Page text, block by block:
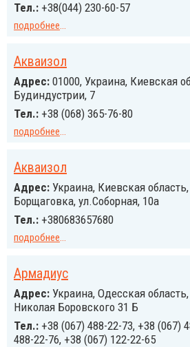
Тел.: +38(044) 230-60-57
подробнее...
Акваизол
Адрес: 01000, Украина, Киевская
Будиндустрии, 7
Тел.: +38 (068) 365-76-80
подробнее...
Акваизол
Адрес: Украина, Киевская
Борщаговка, ул.Соборная, 10а
Тел.: +380683657680
подробнее...
Армадиус
Адрес: Украина, Одесская
Николая Боровского 31 Б
Тел.: +38 (067) 488-22-73, +38 (067)
488-22-76, +38 (067) 122-22-65